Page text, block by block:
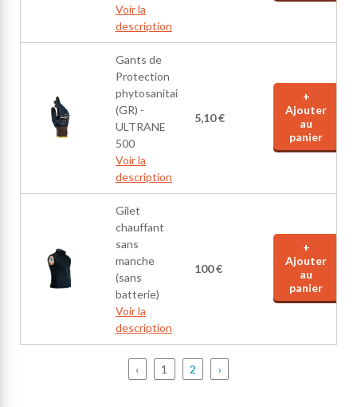
Voir la
description
Gants de
Protection
phytosanitaires
(GR) -
ULTRANE
500
Voir la
description
5,10 €
+
Ajouter
au
panier
Gilet
chauffant
sans
manche
(sans
batterie)
Voir la
description
100 €
+
Ajouter
au
panier
‹ 1 2 ›